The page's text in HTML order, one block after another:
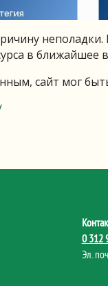
в ближайшее
сайт мог
0 312
Эл.